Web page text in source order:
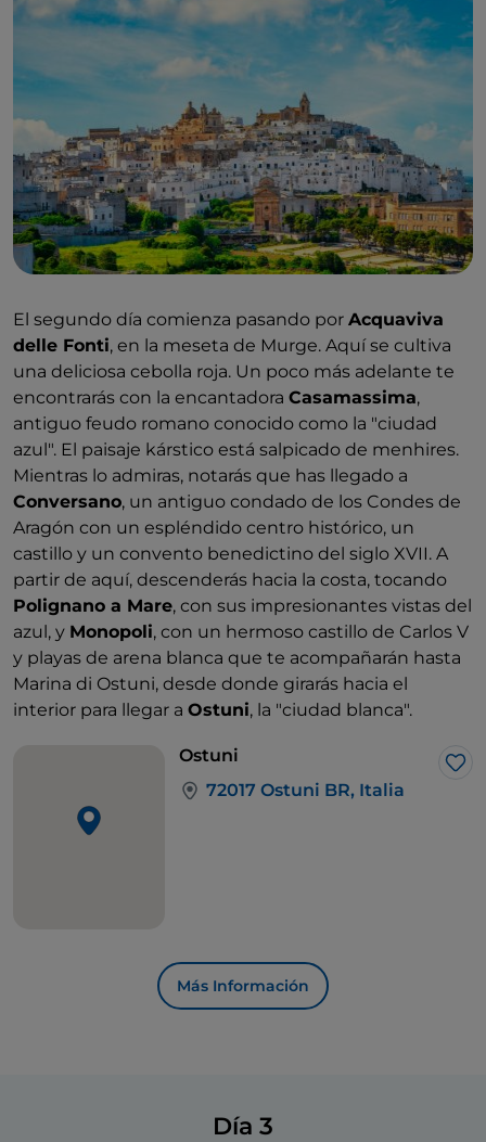
El segundo día comienza pasando por Acquaviva
delle Fonti, en la meseta de Murge. Aquí se cultiva
una deliciosa cebolla roja. Un poco más adelante te
encontrarás con la encantadora Casamassima,
antiguo feudo romano conocido como la "ciudad
azul". El paisaje kárstico está salpicado de menhires.
Mientras lo admiras, notarás que has llegado a
Conversano, un antiguo condado de los Condes de
Aragón con un espléndido centro histórico, un
castillo y un convento benedictino del siglo XVII. A
partir de aquí, descenderás hacia la costa, tocando
Polignano a Mare, con sus impresionantes vistas del
azul, y Monopoli, con un hermoso castillo de Carlos V
y playas de arena blanca que te acompañarán hasta
Marina di Ostuni, desde donde girarás hacia el
interior para llegar a Ostuni, la "ciudad blanca".
Ostuni
Me
72017 Ostuni BR, Italia
Más Información
Día 3